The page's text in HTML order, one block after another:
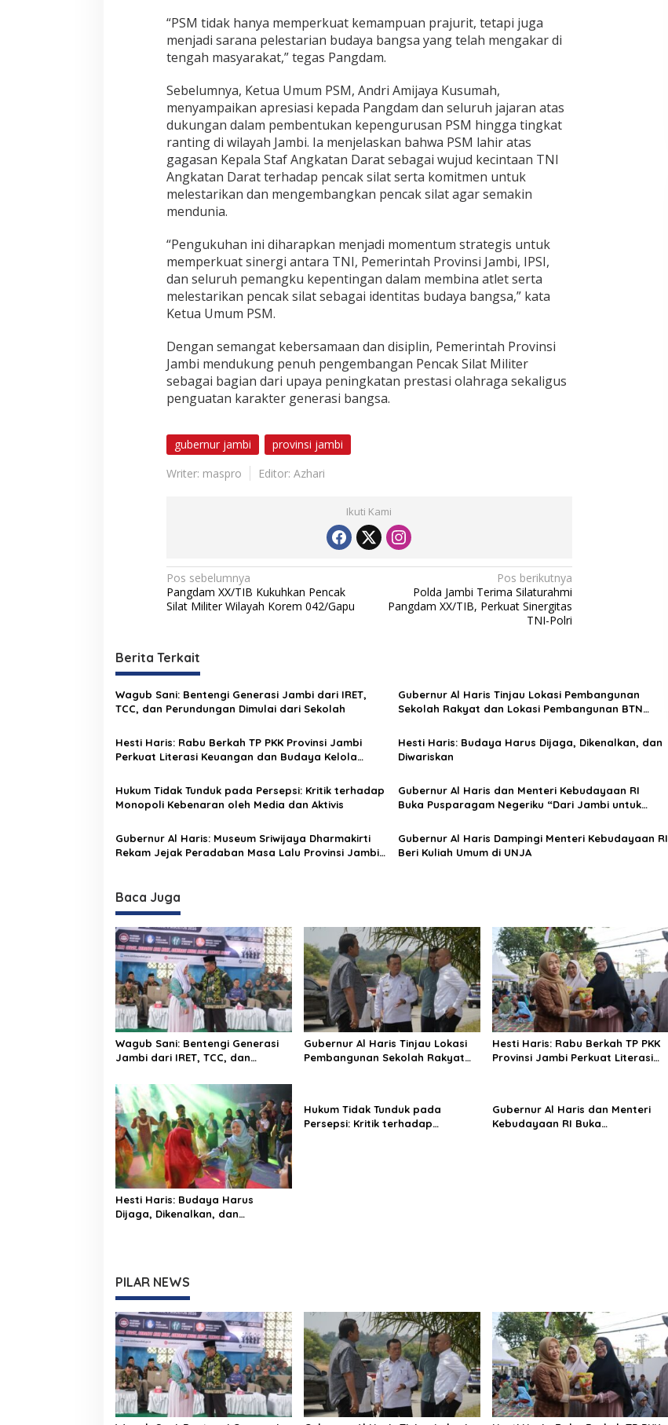
“PSM tidak hanya memperkuat kemampuan prajurit, tetapi juga
menjadi sarana pelestarian budaya bangsa yang telah mengakar di
tengah masyarakat,” tegas Pangdam.
Sebelumnya, Ketua Umum PSM, Andri Amijaya Kusumah,
menyampaikan apresiasi kepada Pangdam dan seluruh jajaran atas
dukungan dalam pembentukan kepengurusan PSM hingga tingkat
ranting di wilayah Jambi. Ia menjelaskan bahwa PSM lahir atas
gagasan Kepala Staf Angkatan Darat sebagai wujud kecintaan TNI
Angkatan Darat terhadap pencak silat serta komitmen untuk
melestarikan dan mengembangkan pencak silat agar semakin
mendunia.
“Pengukuhan ini diharapkan menjadi momentum strategis untuk
memperkuat sinergi antara TNI, Pemerintah Provinsi Jambi, IPSI,
dan seluruh pemangku kepentingan dalam membina atlet serta
melestarikan pencak silat sebagai identitas budaya bangsa,” kata
Ketua Umum PSM.
Dengan semangat kebersamaan dan disiplin, Pemerintah Provinsi
Jambi mendukung penuh pengembangan Pencak Silat Militer
sebagai bagian dari upaya peningkatan prestasi olahraga sekaligus
penguatan karakter generasi bangsa.
gubernur jambi
provinsi jambi
Writer: maspro
Editor: Azhari
Ikuti Kami
N
a
g
a
s
i
p
o
s
Pos sebelumnya
Pangdam XX/TIB Kukuhkan Pencak
Silat Militer Wilayah Korem 042/Gapu
Pos berikutnya
Polda Jambi Terima Silaturahmi
Pangdam XX/TIB, Perkuat Sinergitas
TNI-Polri
Berita Terkait
Wagub Sani: Bentengi Generasi Jambi dari IRET,
TCC, dan Perundungan Dimulai dari Sekolah
Gubernur Al Haris Tinjau Lokasi Pembangunan
Sekolah Rakyat dan Lokasi Pembangunan BTN
Hesti Haris: Rabu Berkah TP PKK Provinsi Jambi
Perkuat Literasi Keuangan dan Budaya Kelola
Hesti Haris: Budaya Harus Dijaga, Dikenalkan, dan
Diwariskan
Hukum Tidak Tunduk pada Persepsi: Kritik terhadap
Monopoli Kebenaran oleh Media dan Aktivis
Gubernur Al Haris dan Menteri Kebudayaan RI
Buka Pusparagam Negeriku “Dari Jambi untuk
Dorong Ekonomi Kreatif
Gubernur Al Haris: Museum Sriwijaya Dharmakirti
Rekam Jejak Peradaban Masa Lalu Provinsi Jambi
Gubernur Al Haris Dampingi Menteri Kebudayaan RI
Beri Kuliah Umum di UNJA
Baca Juga
Wagub Sani: Bentengi Generasi
Jambi dari IRET, TCC, dan
Sekolah
Gubernur Al Haris Tinjau Lokasi
Pembangunan Sekolah Rakyat
Hesti Haris: Rabu Berkah TP PKK
Provinsi Jambi Perkuat Literasi
Hesti Haris: Budaya Harus
Dijaga, Dikenalkan, dan
Hukum Tidak Tunduk pada
Persepsi: Kritik terhadap
Gubernur Al Haris dan Menteri
Kebudayaan RI Buka
PILAR NEWS